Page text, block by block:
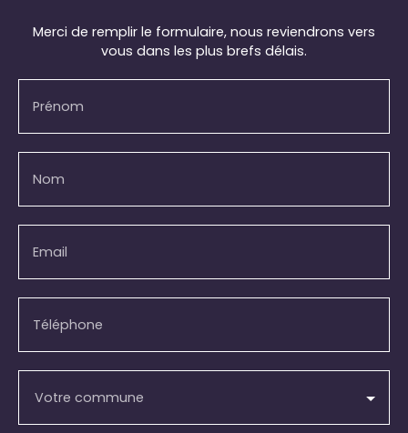
Merci de remplir le formulaire, nous reviendrons vers
vous dans les plus brefs délais.
Prénom
Nom
Email
Téléphone
Votre commune